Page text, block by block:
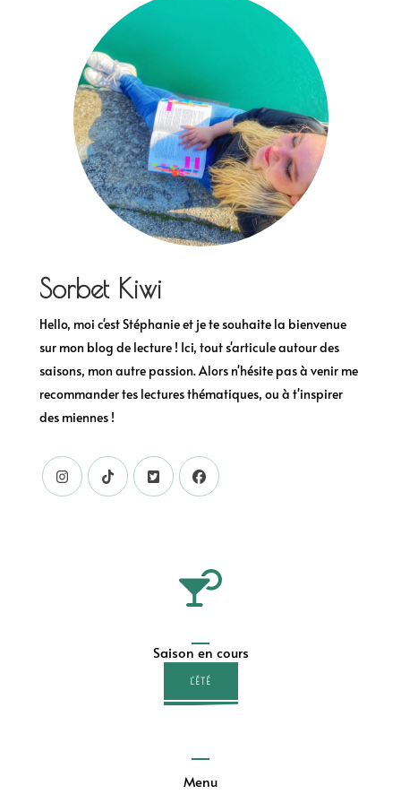
Sorbet Kiwi
Hello, moi c'est Stéphanie et je te souhaite la bienvenue
sur mon blog de lecture ! Ici, tout s'articule autour des
saisons, mon autre passion. Alors n'hésite pas à venir me
recommander tes lectures thématiques, ou à t'inspirer
des miennes !
Saison en cours
L'ÉTÉ
Menu